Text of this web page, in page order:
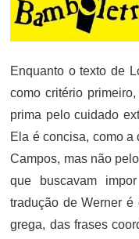
Enquanto o texto de
como critério
prima pelo cuidado
Ela é concisa, como
Campos, mas não
que buscavam
tradução de Werner
grega, das frases